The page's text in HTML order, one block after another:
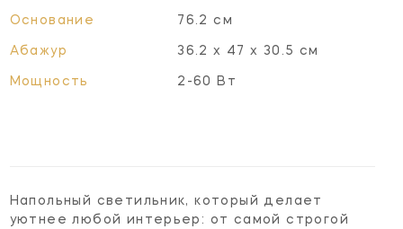
Основание 76.2 см
Абажур 36.2 x 47 x 30.5 см
Мощность 2-60 Вт
Напольный светильник, который делает
уютнее любой интерьер: от самой строгой